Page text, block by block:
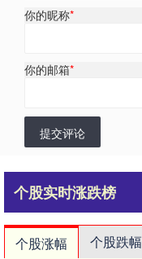
你的昵称*
你的邮箱*
提交评论
个股实时涨跌榜
个股涨幅 个股跌幅